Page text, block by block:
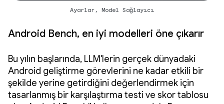
Ayarlar, Model Sağlayıcı
Android Bench, en iyi modelleri öne çıkarır
Bu yılın başlarında, LLM'lerin gerçek dünyadaki
Android geliştirme görevlerini ne kadar etkili bir
şekilde yerine getirdiğini değerlendirmek için
tasarlanmış bir karşılaştırma testi ve skor tablosu